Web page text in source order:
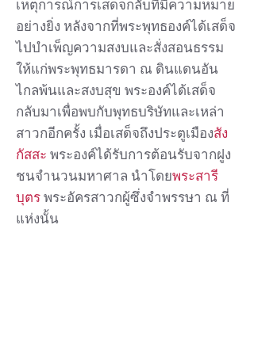
เหตุการณ์การเสด็จกลับที่มีความหมาย
อย่างยิ่ง หลังจากที่พระพุทธองค์ได้เสด็จ
ไปบำเพ็ญความสงบและสั่งสอนธรรม
ให้แก่พระพุทธมารดา ณ ดินแดนอัน
ไกลพ้นและสงบสุข พระองค์ได้เสด็จ
กลับมาเพื่อพบกับพุทธบริษัทและเหล่า
สาวกอีกครั้ง เมื่อเสด็จถึงประตูเมืองสัง
กัสสะ พระองค์ได้รับการต้อนรับจากฝูง
ชนจำนวนมหาศาล นำโดยพระสารี
บุตร พระอัครสาวกผู้ซึ่งจำพรรษา ณ ที่
แห่งนั้น